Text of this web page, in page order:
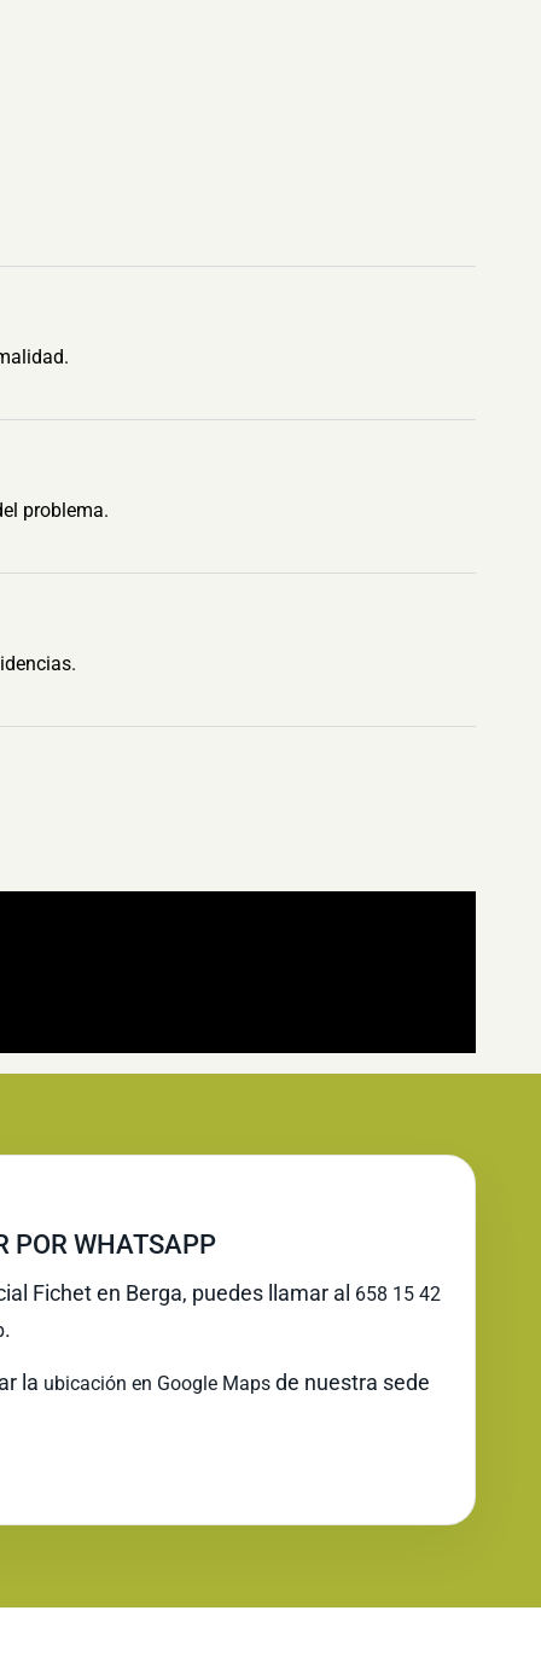
problema.
POR WHATSAPP
Fichet en Berga, puedes llamar al 658 15 42
.
la ubicación en Google Maps de nuestra sede